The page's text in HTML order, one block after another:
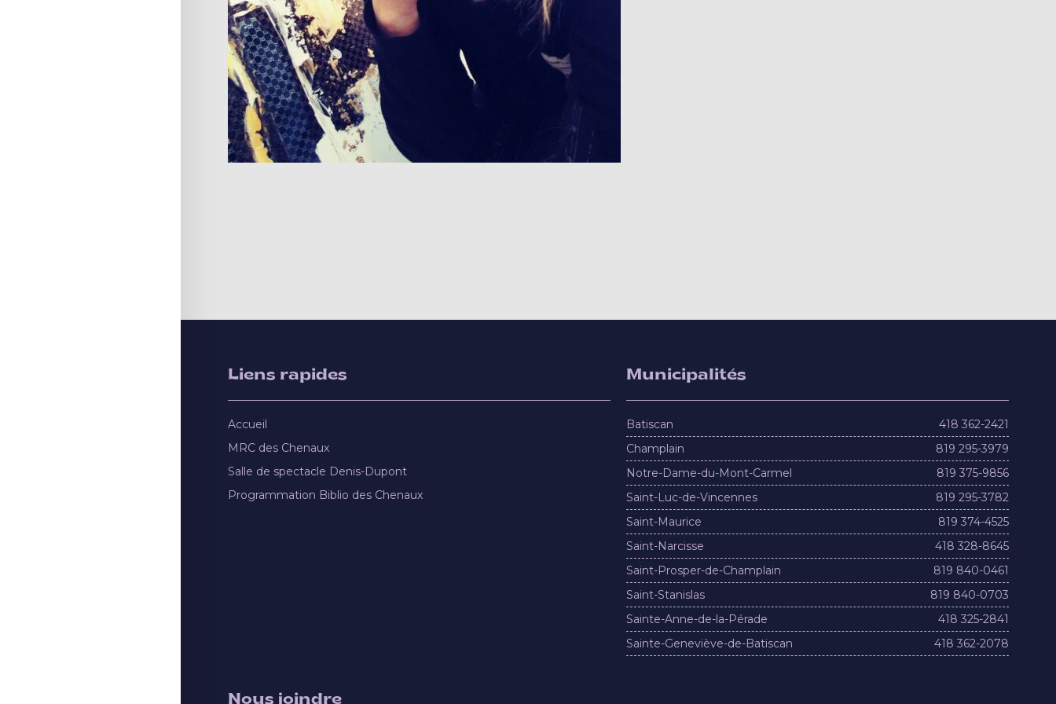
Liens rapides
Accueil
MRC des Chenaux
Salle de spectacle Denis-Dupont
Programmation Biblio des Chenaux
Municipalités
Batiscan
418 362-2421
Champlain
819 295-3979
Notre-Dame-du-Mont-Carmel
819 375-9856
Saint-Luc-de-Vincennes
819 295-3782
Saint-Maurice
819 374-4525
Saint-Narcisse
418 328-8645
Saint-Prosper-de-Champlain
819 840-0461
Saint-Stanislas
819 840-0703
Sainte-Anne-de-la-Pérade
418 325-2841
Sainte-Geneviève-de-Batiscan
418 362-2078
Nous joindre